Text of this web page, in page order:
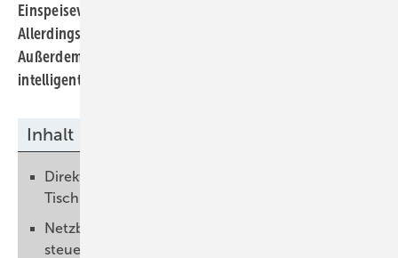
Einspeisevergütung bei negativen Strompreisen kommt.
Allerdings verlängert sich dann die Vergütungsdauer.
Außerdem macht der Bundestag Druck beim Rollout von
intelligenten Mess- und Steuerungssystemen.
Inhalt
Direktvermarktung von kleinen Anlagen ist vom
Tisch
Netzbetreiber müssen endlich intelligent
steuern